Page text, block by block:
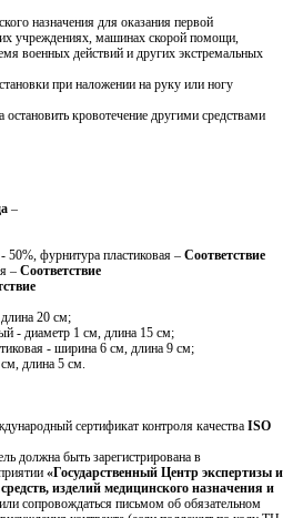
назначения для оказания первой
учреждениях, машинах скорой помощи,
военных действий и других экстремальных
при наложении на руку или ногу
остановить кровотечение другими средствами
–
50%, фурнитура пластиковая – Соответствие
– Соответствие
20 см;
- диаметр 1 см, длина 15 см;
- ширина 6 см, длина 9 см;
длина 5 см.
сертификат контроля качества ISO
должна быть зарегистрирована в
«Государственный Центр экспертизы и
изделий медицинского назначения и
, или сопровождаться письмом об обязательном